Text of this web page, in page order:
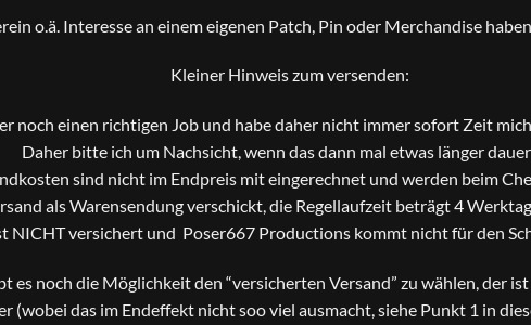
o.ä. Interesse an einem eigenen Patch, Pin oder Merchandise
Kleiner Hinweis zum versenden:
noch einen richtigen Job und habe daher nicht immer sofort Zeit
Daher bitte ich um Nachsicht, wenn das dann mal etwas länger
sind nicht im Endpreis mit eingerechnet und werden beim
als Warensendung verschickt, die Regellaufzeit beträgt 4
NICHT versichert und Poser667 Productions kommt nicht für den
es noch die Möglichkeit den “versicherten Versand” zu wählen, der
(wobei das im Endeffekt nicht soo viel ausmacht, siehe Punkt 1 in